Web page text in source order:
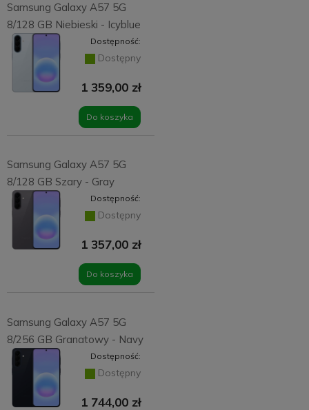
Samsung Galaxy A57 5G
8/128 GB Niebieski - Icyblue
Dostępność:
Dostępny
1 359,00 zł
Do koszyka
Samsung Galaxy A57 5G
8/128 GB Szary - Gray
Dostępność:
Dostępny
1 357,00 zł
Do koszyka
Samsung Galaxy A57 5G
8/256 GB Granatowy - Navy
Dostępność:
Dostępny
1 744,00 zł